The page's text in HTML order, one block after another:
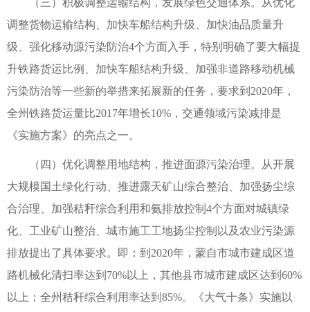
调整货物运输结构、加快车船结构升级、加快油品质量升
级、强化移动源污染防治4个方面入手，特别明确了要大幅提
升铁路货运比例、加快车船结构升级、加强非道路移动机械
污染防治等一些新的举措来拓展新的任务，要求到2020年，
全州铁路货运量比2017年增长10%，交通领域污染减排是
《实施方案》的亮点之一。
（四）优化调整用地结构，推进面源污染治理。从开展
大规模国土绿化行动、推进露天矿山综合整治、加强扬尘综
合治理、加强秸秆综合利用和氨排放控制4个方面对城镇绿
化、工业矿山整治、城市施工工地扬尘控制以及农业污染源
排放提出了具体要求。即：到2020年，蒙自市城市建成区道
路机械化清扫率达到70%以上，其他县市城市建成区达到60%
以上；全州秸秆综合利用率达到85%。《大气十条》实施以